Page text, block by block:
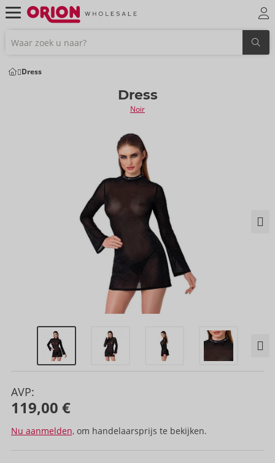
Dress
Dress
Noir
AVP:
119,00 €
Nu aanmelden, om handelaarsprijs te bekijken.